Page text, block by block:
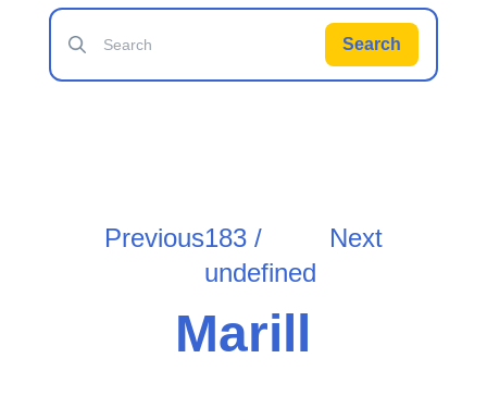
Search
Previous183 /
undefined
Next
Marill